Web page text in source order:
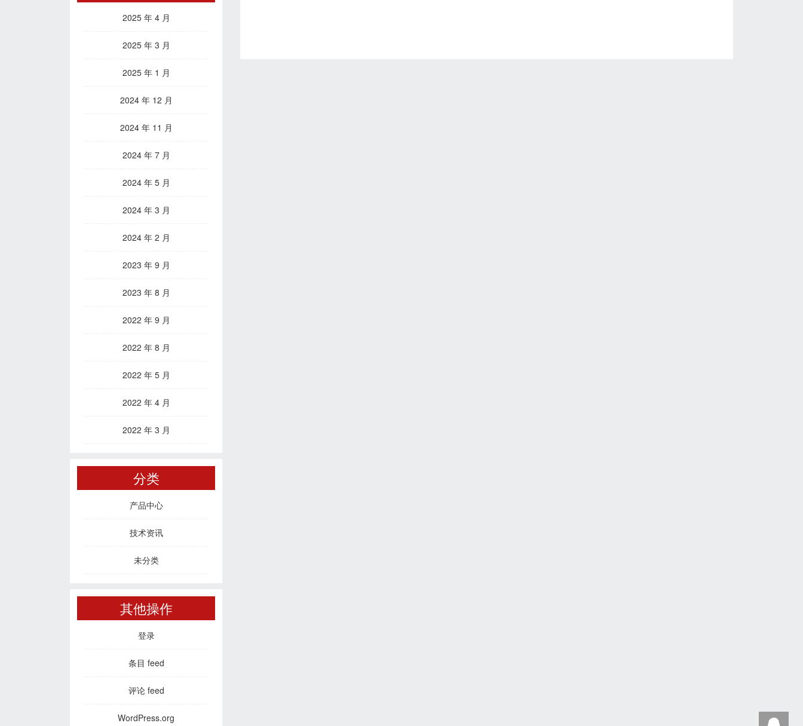
2025 年 4 月
2025 年 3 月
2025 年 1 月
2024 年 12 月
2024 年 11 月
2024 年 7 月
2024 年 5 月
2024 年 3 月
2024 年 2 月
2023 年 9 月
2023 年 8 月
2022 年 9 月
2022 年 8 月
2022 年 5 月
2022 年 4 月
2022 年 3 月
分类
产品中心
技术资讯
未分类
其他操作
登录
条目 feed
评论 feed
WordPress.org